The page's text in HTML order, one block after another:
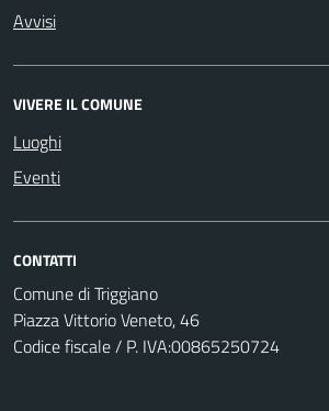
Avvisi
VIVERE IL COMUNE
Luoghi
Eventi
CONTATTI
Comune di Triggiano
Piazza Vittorio Veneto, 46
Codice fiscale / P. IVA:00865250724